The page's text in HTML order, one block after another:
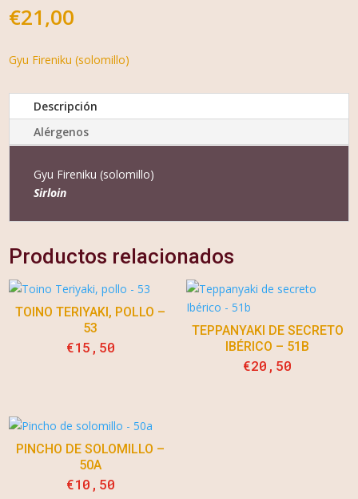
€21,00
Gyu Fireniku (solomillo)
Descripción
Alérgenos
Gyu Fireniku (solomillo)
Sirloin
Productos relacionados
TOINO TERIYAKI, POLLO –
53
€15,50
TEPPANYAKI DE SECRETO
IBÉRICO – 51B
€20,50
PINCHO DE SOLOMILLO –
50A
€10,50